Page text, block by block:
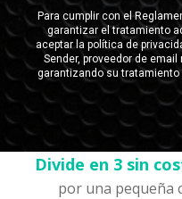
Divide en 3 sin
por una pequeña